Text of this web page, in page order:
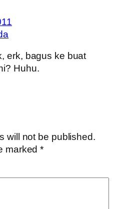
erk, bagus ke buat
Huhu.
will not be published.
marked*